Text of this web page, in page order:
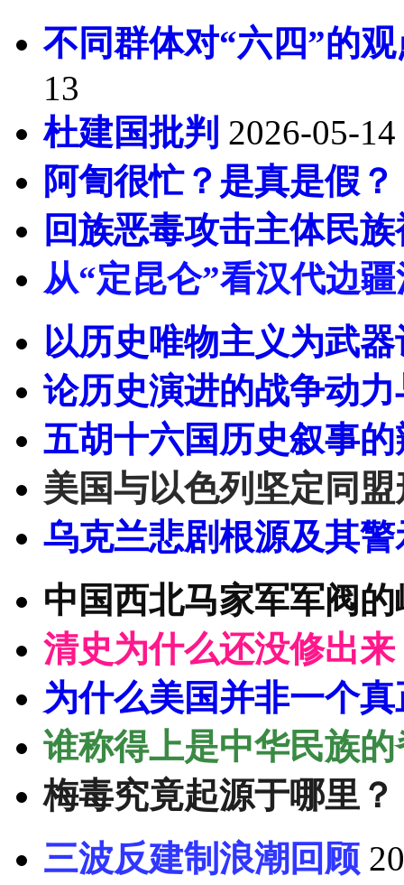
不同群体对“六四”的
13
杜建国批判 2026-05-14
阿訇很忙？是真是假？
回族恶毒攻击主体民
从“定昆仑”看汉代边
以历史唯物主义为武
论历史演进的战争动
五胡十六国历史叙事
美国与以色列坚定同
乌克兰悲剧根源及其警
中国西北马家军军阀
清史为什么还没修出来
为什么美国并非一个
谁称得上是中华民族
梅毒究竟起源于哪里？
三波反建制浪潮回顾